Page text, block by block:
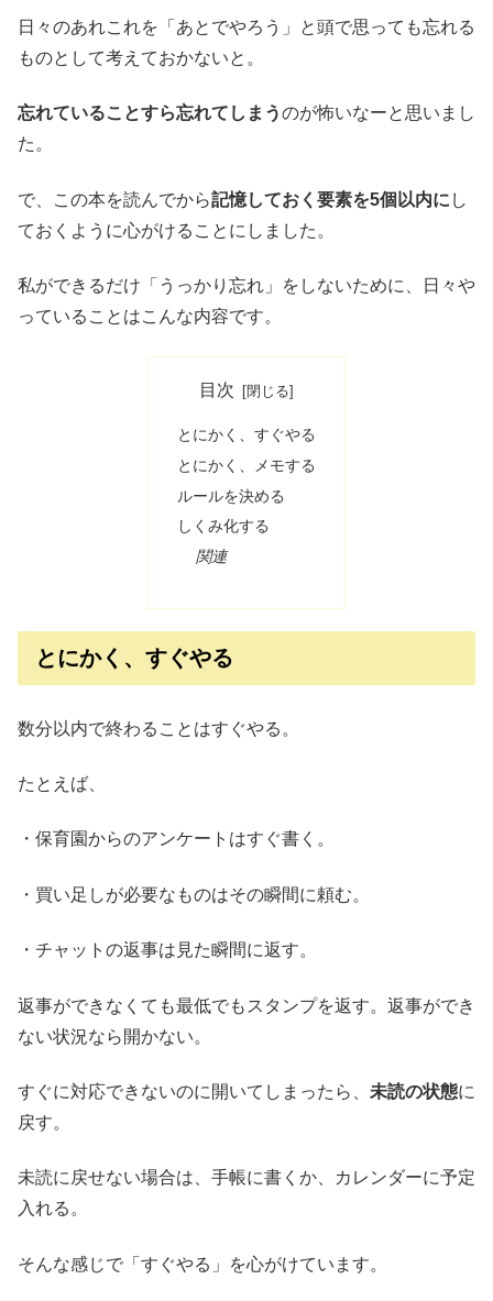
日々のあれこれを「あとでやろう」と頭で思っても忘れる
ものとして考えておかないと。
忘れていることすら忘れてしまうのが怖いなーと思いまし
た。
で、この本を読んでから記憶しておく要素を5個以内に し
ておくように心がけることにしました。
私ができるだけ「うっかり忘れ」をしないために、日々や
っていることはこんな内容です。
目次
とにかく、すぐやる
とにかく、メモする
ルールを決める
しくみ化する
関連
とにかく、すぐやる
数分以内で終わることはすぐやる。
たとえば、
・保育園からのアンケートはすぐ書く。
・買い足しが必要なものはその瞬間に頼む。
・チャットの返事は見た瞬間に返す。
返事ができなくても最低でもスタンプを返す。返事ができ
ない状況なら開かない。
すぐに対応できないのに開いてしまったら、 未読の状態に
戻す。
未読に戻せない場合は、手帳に書くか、カレンダーに予定
入れる。
そんな感じで「すぐやる」を心がけています。